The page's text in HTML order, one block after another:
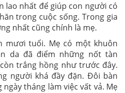
lao nhất để giúp con người có
trong cuộc sống. Trong gia
nhất cũng chính là mẹ.
mươi tuổi. Mẹ có một khuôn
da đã điểm những nốt tàn
trắng hồng như trước đây.
người khá đầy đặn. Đôi bàn
tháng làm việc vất vả. Mẹ